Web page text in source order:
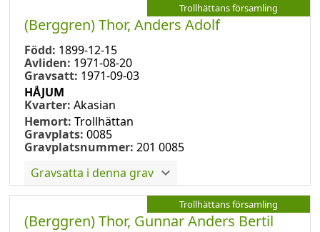
Trollhättans församling
(Berggren) Thor, Anders Adolf
Född: 1899-12-15
Avliden: 1971-08-20
Gravsatt: 1971-09-03
HÅJUM
Kvarter: Akasian
Hemort: Trollhättan
Gravplats: 0085
Gravplatsnummer: 201 0085
Gravsatta i denna grav
Trollhättans församling
(Berggren) Thor, Gunnar Anders Bertil